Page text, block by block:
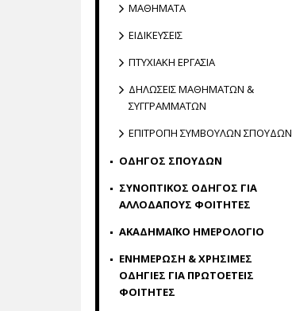
ΜΑΘΗΜΑΤΑ
ΕΙΔΙΚΕΥΣΕΙΣ
ΠΤΥΧΙΑΚΗ ΕΡΓΑΣΙΑ
ΔΗΛΩΣΕΙΣ ΜΑΘΗΜΑΤΩΝ &
ΣΥΓΓΡΑΜΜΑΤΩΝ
ΕΠΙΤΡΟΠΗ ΣΥΜΒΟΥΛΩΝ ΣΠΟΥΔΩΝ
ΟΔΗΓΟΣ ΣΠΟΥΔΩΝ
ΣΥΝΟΠΤΙΚΟΣ ΟΔΗΓΟΣ ΓΙΑ
ΑΛΛΟΔΑΠΟΥΣ ΦΟΙΤΗΤΕΣ
ΑΚΑΔΗΜΑΪΚΟ ΗΜΕΡΟΛΟΓΙΟ
ΕΝΗΜΕΡΩΣΗ & ΧΡΗΣΙΜΕΣ
ΟΔΗΓΙΕΣ ΓΙΑ ΠΡΩΤΟΕΤΕΙΣ
ΦΟΙΤΗΤΕΣ